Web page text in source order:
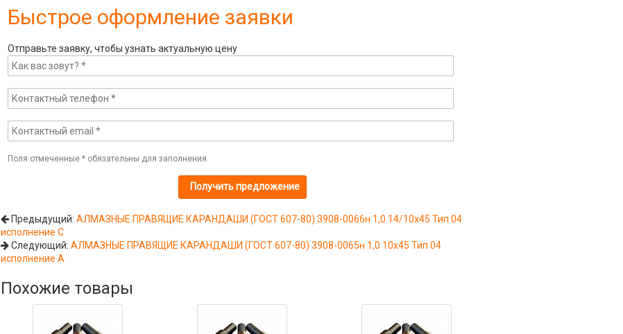
Быстрое оформление заявки
Отправьте заявку, чтобы узнать актуальную цену
Поля отмеченные *обязательны для заполнения
Предыдущий: АЛМАЗНЫЕ ПРАВЯЩИЕ КАРАНДАШИ (ГОСТ 607-80) 3908-0066н 1,0 14/10х45 Тип 04
исполнение С
Следующий: АЛМАЗНЫЕ ПРАВЯЩИЕ КАРАНДАШИ (ГОСТ 607-80) 3908-0065н 1,0 10х45 Тип 04
исполнение А
Похожие товары